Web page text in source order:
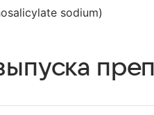
sodium)